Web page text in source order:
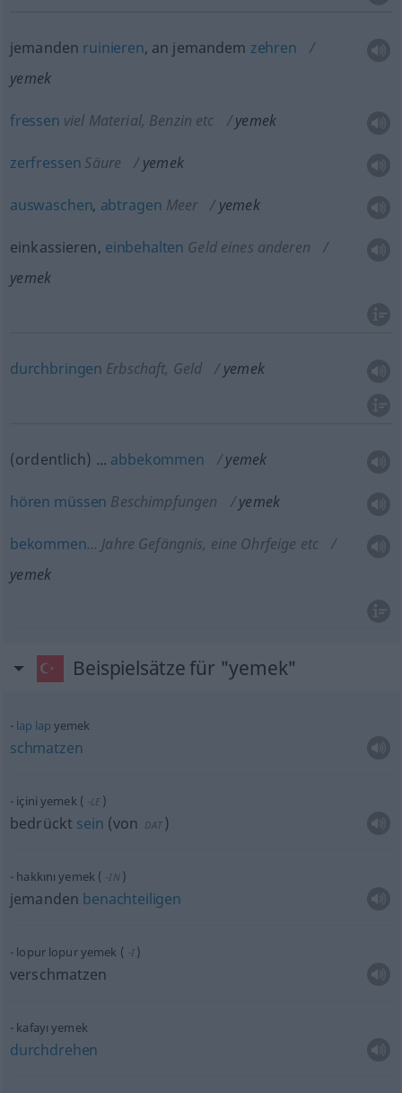
jemanden ruinieren, an jemandem zehren
yemek
fressen viel Material, Benzin etc yemek
zerfressen Säure yemek
auswaschen, abtragen Meer yemek
einkassieren, einbehalten Geld eines anderen
yemek
durchbringen Erbschaft, Geld yemek
(ordentlich) ... abbekommen yemek
hören müssen Beschimpfungen yemek
bekommen... Jahre Gefängnis, eine Ohrfeige etc
yemek
Beispielsätze für "yemek"
lap lap yemek
schmatzen
içini yemek ( -LE )
bedrückt sein (von DAT )
hakkını yemek ( -IN )
jemanden benachteiligen
lopur lopur yemek ( -I )
verschmatzen
kafayı yemek
durchdrehen